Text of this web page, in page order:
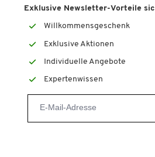
Exklusive Newsletter-Vorteile
Willkommensgeschenk
Exklusive Aktionen
Individuelle Angebote
Expertenwissen